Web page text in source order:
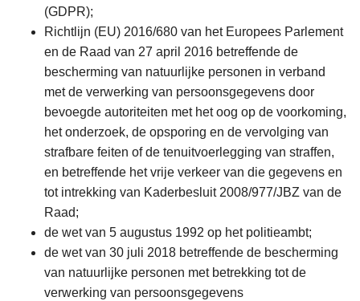
(GDPR);
Richtlijn (EU) 2016/680 van het Europees Parlement
en de Raad van 27 april 2016 betreffende de
bescherming van natuurlijke personen in verband
met de verwerking van persoonsgegevens door
bevoegde autoriteiten met het oog op de voorkoming,
het onderzoek, de opsporing en de vervolging van
strafbare feiten of de tenuitvoerlegging van straffen,
en betreffende het vrije verkeer van die gegevens en
tot intrekking van Kaderbesluit 2008/977/JBZ van de
Raad;
de wet van 5 augustus 1992 op het politieambt;
de wet van 30 juli 2018 betreffende de bescherming
van natuurlijke personen met betrekking tot de
verwerking van persoonsgegevens